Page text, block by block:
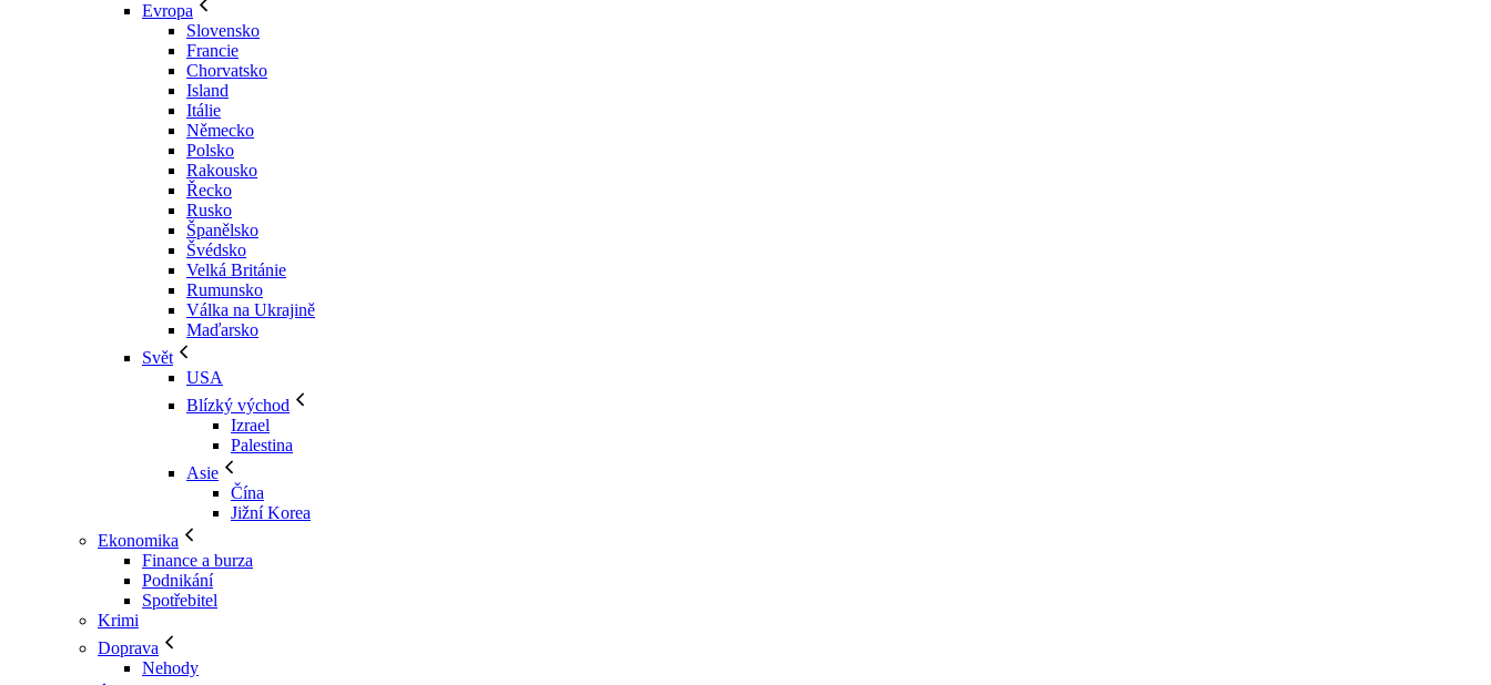
Evropa
Slovensko
Francie
Chorvatsko
Island
Itálie
Německo
Polsko
Rakousko
Řecko
Rusko
Španělsko
Švédsko
Velká Británie
Rumunsko
Válka na Ukrajině
Maďarsko
Svět
USA
Blízký východ
Izrael
Palestina
Asie
Čína
Jižní Korea
Ekonomika
Finance a burza
Podnikání
Spotřebitel
Krimi
Doprava
Nehody